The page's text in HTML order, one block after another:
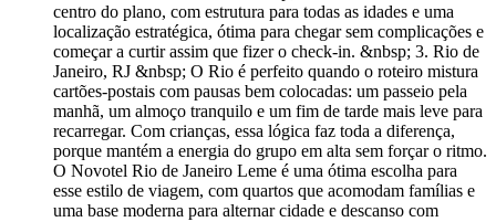
centro do plano, com estrutura para todas as idades e uma
localização estratégica, ótima para chegar sem complicações e
começar a curtir assim que fizer o check-in. &nbsp; 3. Rio de
Janeiro, RJ &nbsp; O Rio é perfeito quando o roteiro mistura
cartões-postais com pausas bem colocadas: um passeio pela
manhã, um almoço tranquilo e um fim de tarde mais leve para
recarregar. Com crianças, essa lógica faz toda a diferença,
porque mantém a energia do grupo em alta sem forçar o ritmo.
O Novotel Rio de Janeiro Leme é uma ótima escolha para
esse estilo de viagem, com quartos que acomodam famílias e
uma base moderna para alternar cidade e descanso com